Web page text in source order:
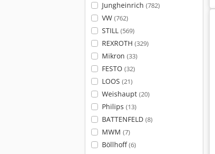
Jungheinrich (782)
VW (762)
STILL (569)
REXROTH (329)
Mikron (33)
FESTO (32)
LOOS (21)
Weishaupt (20)
Philips (13)
BATTENFELD (8)
MWM (7)
Böllhoff(6)